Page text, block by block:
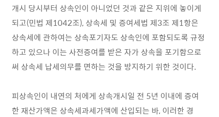
개시 당시부터 상속인이 아니었던 것과 같은 지위에 놓이게
되고(민법 제1042조), 상속세 및 증여세법 제3조 제1항은
상속세에 관하여는 상속포기자도 상속인에 포함되도록 규정
하고 있으나 이는 사전증여를 받은 자가 상속을 포기함으로
써 상속세 납세의무를 면하는 것을 방지하기 위한 것이다.
피상속인이 내연의 처에게 상속개시일 전 5년 이내에 증여
한 재산가액은 상속세과세가액에 산입되는 바, 이러한 경